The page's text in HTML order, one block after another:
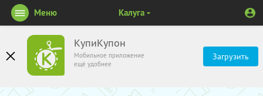
КупиКупон
Мобильное приложение
ещё удобнее
Загрузить
Меню Калуга